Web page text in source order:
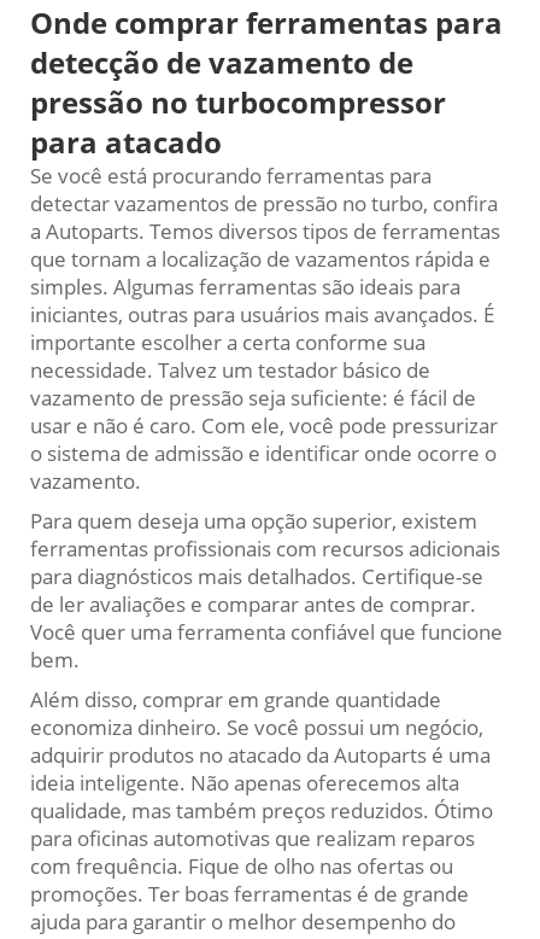
Onde comprar ferramentas para
detecção de vazamento de
pressão no turbocompressor
para atacado
Se você está procurando ferramentas para
detectar vazamentos de pressão no turbo, confira
a Autoparts. Temos diversos tipos de ferramentas
que tornam a localização de vazamentos rápida e
simples. Algumas ferramentas são ideais para
iniciantes, outras para usuários mais avançados. É
importante escolher a certa conforme sua
necessidade. Talvez um testador básico de
vazamento de pressão seja suficiente: é fácil de
usar e não é caro. Com ele, você pode pressurizar
o sistema de admissão e identificar onde ocorre o
vazamento.
Para quem deseja uma opção superior, existem
ferramentas profissionais com recursos adicionais
para diagnósticos mais detalhados. Certifique-se
de ler avaliações e comparar antes de comprar.
Você quer uma ferramenta confiável que funcione
bem.
Além disso, comprar em grande quantidade
economiza dinheiro. Se você possui um negócio,
adquirir produtos no atacado da Autoparts é uma
ideia inteligente. Não apenas oferecemos alta
qualidade, mas também preços reduzidos. Ótimo
para oficinas automotivas que realizam reparos
com frequência. Fique de olho nas ofertas ou
promoções. Ter boas ferramentas é de grande
ajuda para garantir o melhor desempenho do